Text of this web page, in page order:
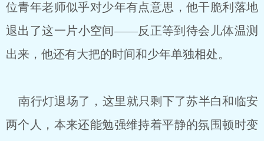
位青年老师似乎对少年有点意思，他干脆利落地
退出了这一片小空间——反正等到待会儿体温测
出来，他还有大把的时间和少年单独相处。
南行灯退场了，这里就只剩下了苏半白和临安
两个人，本来还能勉强维持着平静的氛围顿时变